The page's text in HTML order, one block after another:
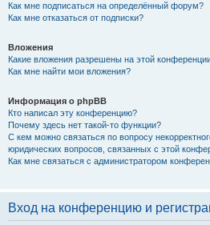
Как мне подписаться на определённый форум?
Как мне отказаться от подписки?
Вложения
Какие вложения разрешены на этой
Как мне найти мои вложения?
Информация о phpBB
Кто написал эту конференцию?
Почему здесь нет такой-то функции?
С кем можно связаться по вопросу
юридических вопросов, связанных с этой
Как мне связаться с администратором
Вход на конференцию и